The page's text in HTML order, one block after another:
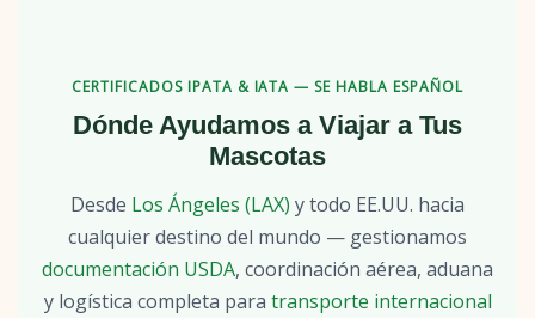
CERTIFICADOS IPATA & IATA — SE HABLA ESPAÑOL
Dónde Ayudamos a Viajar a Tus
Mascotas
Desde Los Ángeles (LAX) y todo EE.UU. hacia
cualquier destino del mundo — gestionamos
documentación USDA, coordinación aérea, aduana
y logística completa para transporte internacional